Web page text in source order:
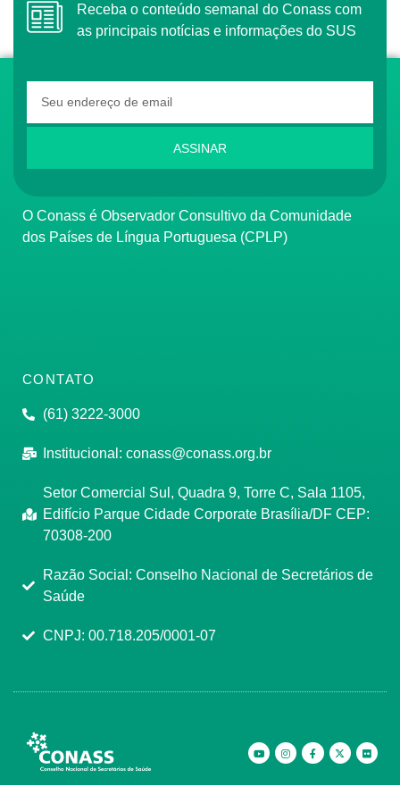
Receba o conteúdo semanal do Conass com
as principais notícias e informações do SUS
ASSINAR
O Conass é Observador Consultivo da Comunidade
dos Países de Língua Portuguesa (CPLP)
CONTATO
(61) 3222-3000
Institucional: conass@conass.org.br
Setor Comercial Sul, Quadra 9, Torre C, Sala 1105,
Edifício Parque Cidade Corporate Brasília/DF CEP:
70308-200
Razão Social: Conselho Nacional de Secretários de
Saúde
CNPJ: 00.718.205/0001-07